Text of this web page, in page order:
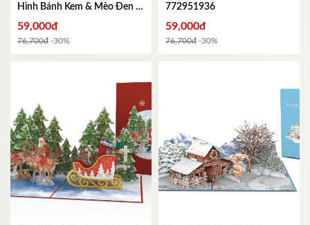
Hình Bánh Kem & Mèo Đen -
HAPPY BIRTHDAY - Kích
thước gập lại 102x152mm
59,000đ
76,700đ -30%
772951936
59,000đ
76,700đ -30%